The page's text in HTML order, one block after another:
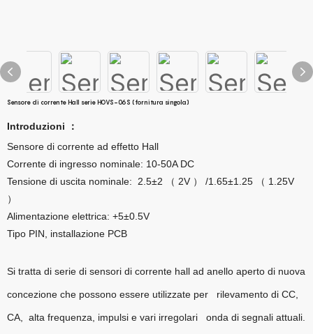
Sensore di corrente Hall serie HOVS-06S (fornitura singola)
Introduzioni ：
Sensore di corrente ad effetto Hall
Corrente di ingresso nominale: 10-50A DC
Tensione di uscita nominale: 2.5±2
（ 2V ） /1.65±1.25 （ 1.25V
）
Alimentazione elettrica: +5±0.5V
Tipo PIN, installazione PCB
Si tratta di serie di sensori di corrente hall ad anello aperto di nuova
concezione che possono essere utilizzate per rilevamento di CC,
CA, alta frequenza, impulsi e vari irregolari onda di segnali attuali.